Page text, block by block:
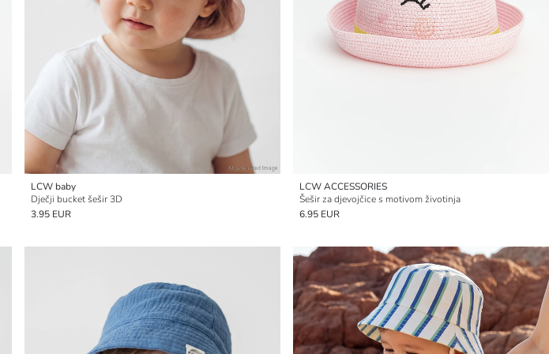
LCW baby
Dječji bucket šešir 3D
3.95 EUR
LCW ACCESSORIES
Šešir za djevojčice s motivom životinja
6.95 EUR